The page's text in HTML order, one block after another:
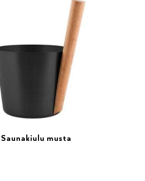
Saunakiulu musta